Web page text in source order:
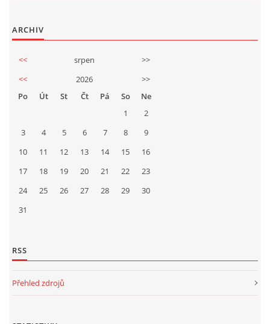
ARCHIV
<< srpen
>>
<<
2026
>>
Po
Út St Čt Pá So
Ne
1
2
3
4 5 6 7 8
9
10
11 12 13 14 15
16
17
18 19 20 21 22
23
24
25 26 27 28 29
30
31
RSS
Přehled zdrojů